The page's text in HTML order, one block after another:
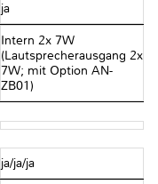
ja
Intern 2x 7W
(Lautsprecherausgang 2x
7W; mit Option AN-
ZB01)
ja/ja/ja